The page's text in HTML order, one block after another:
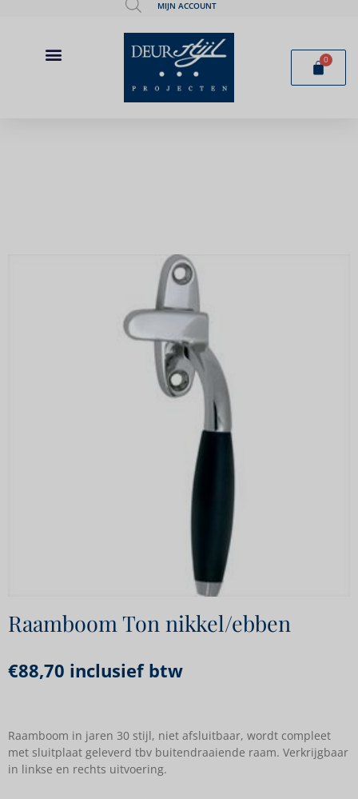
MIJN ACCOUNT
0
Raamboom Ton nikkel/ebben
€88,70 inclusief btw
Raamboom in jaren 30 stijl, niet afsluitbaar, wordt compleet
met sluitplaat geleverd tbv buitendraaiende raam. Verkrijgbaar
in linkse en rechts uitvoering.